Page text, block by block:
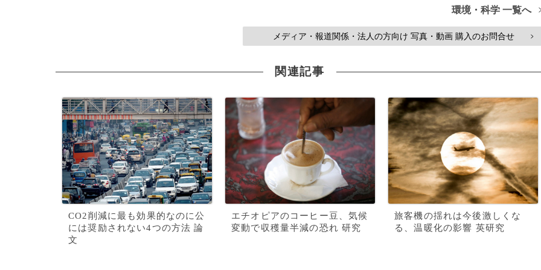
環境・科学 一覧へ
メディア・報道関係・法人の方向け 写真・動画 購入のお問合せ >
関連記事
CO2削減に最も効果的なのに公
には奨励されない4つの方法 論
文
エチオピアのコーヒー豆、気候
変動で収穫量半減の恐れ 研究
旅客機の揺れは今後激しくな
る、温暖化の影響 英研究